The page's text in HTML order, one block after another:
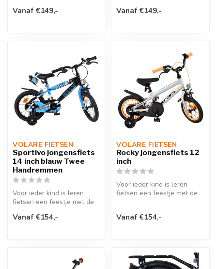
kind...
Vanaf €149,- Vanaf €149,-
VOLARE FIETSEN
Sportivo jongensfiets
14 inch blauw Twee
Handremmen
Voor ieder kind is leren
fietsen een feestje met de
kind...
Vanaf €154,-
VOLARE FIETSEN
Rocky jongensfiets 12
inch
Voor ieder kind is leren
fietsen een feestje met de
Vanaf €154,-